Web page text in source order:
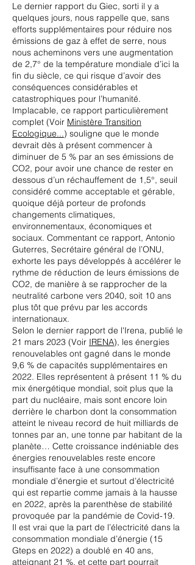
Le dernier rapport du Giec, sorti il y a
quelques jours, nous rappelle que, sans
efforts supplémentaires pour réduire nos
émissions de gaz à effet de serre, nous
nous acheminons vers une augmentation
de 2,7° de la température mondiale d’ici la
fin du siècle, ce qui risque d’avoir des
conséquences considérables et
catastrophiques pour l’humanité.
Implacable, ce rapport particulièrement
complet (Voir Ministère Transition
Ecologique...) souligne que le monde
devrait dès à présent commencer à
diminuer de 5 % par an ses émissions de
CO2, pour avoir une chance de rester en
dessous d’un réchauffement de 1,5°, seuil
considéré comme acceptable et gérable,
quoique déjà porteur de profonds
changements climatiques,
environnementaux, économiques et
sociaux. Commentant ce rapport, Antonio
Guterres, Secrétaire général de l’ONU,
exhorte les pays développés à accélérer le
rythme de réduction de leurs émissions de
CO2, de manière à se rapprocher de la
neutralité carbone vers 2040, soit 10 ans
plus tôt que prévu par les accords
internationaux.
Selon le dernier rapport de l'Irena, publié le
21 mars 2023 (Voir IRENA), les énergies
renouvelables ont gagné dans le monde
9,6 % de capacités supplémentaires en
2022. Elles représentent à présent 11 % du
mix énergétique mondial, soit plus que la
part du nucléaire, mais sont encore loin
derrière le charbon dont la consommation
atteint le niveau record de huit milliards de
tonnes par an, une tonne par habitant de la
planète… Cette croissance indéniable des
énergies renouvelables reste encore
insuffisante face à une consommation
mondiale d’énergie et surtout d’électricité
qui est repartie comme jamais à la hausse
en 2022, après la parenthèse de stabilité
provoquée par la pandémie de Covid-19.
Il est vrai que la part de l’électricité dans la
consommation mondiale d’énergie (15
Gteps en 2022) a doublé en 40 ans,
atteignant 21 %, et cette part pourrait